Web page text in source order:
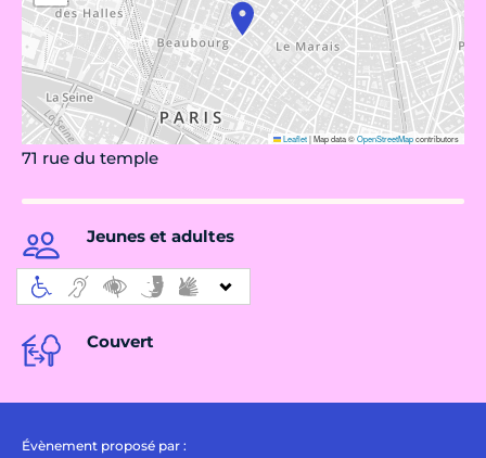
Leaflet|Map data ©OpenStreetMapcontributors
71 rue du temple
Jeunes et adultes
Couvert
Évènement proposé par :